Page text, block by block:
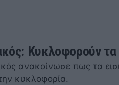
Κυκλοφορούν τα
ανακοίνωσε πως τα
κυκλοφορία.